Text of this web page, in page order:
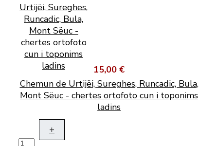
15,00 €
Chemun de Urtijëi, Sureghes, Runcadic, Bula,
Mont Sëuc - chertes ortofoto cun i toponims
ladins
+